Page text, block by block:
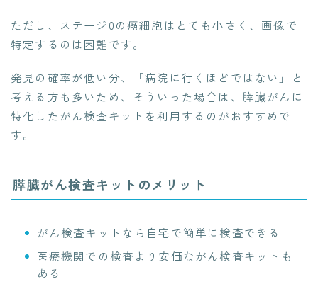
ただし、ステージ0の癌細胞はとても小さく、画像で
特定するのは困難です。
発見の確率が低い分、「病院に行くほどではない」と
考える方も多いため、そういった場合は、膵臓がんに
特化したがん検査キットを利用するのがおすすめで
す。
膵臓がん検査キットのメリット
がん検査キットなら自宅で簡単に検査できる
医療機関での検査より安価ながん検査キットも
ある